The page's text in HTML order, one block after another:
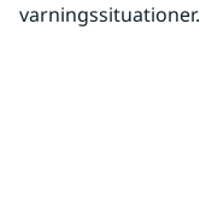
varningssituationer.